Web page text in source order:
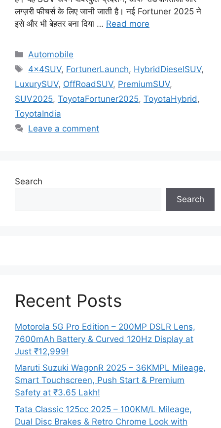
लग्ज़री फीचर्स के लिए जानी जाती है। नई Fortuner 2025 ने
इसे और भी बेहतर बना दिया … Read more
Categories
Automobile
Tags
4x4SUV, FortunerLaunch, HybridDieselSUV,
LuxurySUV, OffRoadSUV, PremiumSUV,
SUV2025, ToyotaFortuner2025, ToyotaHybrid ,
ToyotaIndia
Leave a comment
Search
Search
Recent Posts
Motorola 5G Pro Edition – 200MP DSLR Lens,
7600mAh Battery & Curved 120Hz Display at
Just ₹12,999!
Maruti Suzuki WagonR 2025 – 36KMPL Mileage,
Smart Touchscreen, Push Start & Premium
Safety at ₹3.65 Lakh!
Tata Classic 125cc 2025 – 100KM/L Mileage,
Dual Disc Brakes & Retro Chrome Look with